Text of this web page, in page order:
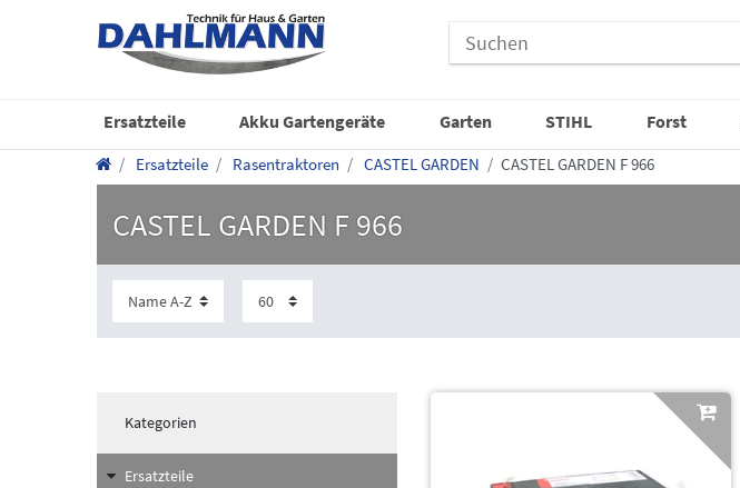
Ersatzteile Akku Gartengeräte Garten STIHL Forst
Ersatzteile Rasentraktoren CASTEL GARDEN CASTEL GARDEN F 966
CASTEL GARDEN F 966
Kategorien
Ersatzteile